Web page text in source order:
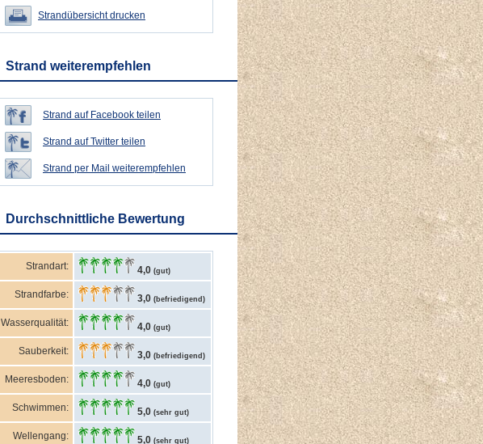
Strandübersicht drucken
Strand weiterempfehlen
Strand auf Facebook teilen
Strand auf Twitter teilen
Strand per Mail weiterempfehlen
Durchschnittliche Bewertung
Strandart: 4,0 (gut)
Strandfarbe: 3,0 (befriedigend)
Wasserqualität: 4,0 (gut)
Sauberkeit: 3,0 (befriedigend)
Meeresboden: 4,0 (gut)
Schwimmen: 5,0 (sehr gut)
Wellengang: 5,0 (sehr gut)